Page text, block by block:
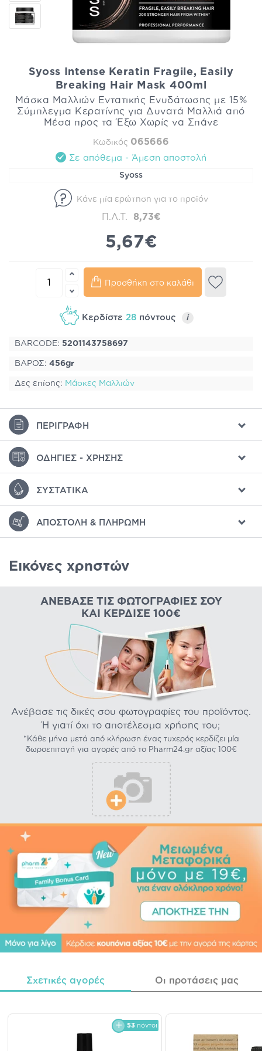
Syoss Intense Keratin Fragile, Easily
Breaking Hair Mask 400ml
Μάσκα Μαλλιών Εντατικής Ενυδάτωσης με 15%
Σύμπλεγμα Κερατίνης για Δυνατά Μαλλιά από
Μέσα προς τα Έξω Χωρίς να Σπάνε
Κωδικός 065666
Σε απόθεμα - Άμεση αποστολή
Syoss
Κάνε μία ερώτηση για το προϊόν
Π.Λ.Τ. 8,73€
5,67€
Προσθήκη στο καλάθι
Κερδίστε 28 πόντους i
BARCODE: 5201143758697
ΒΑΡΟΣ: 456gr
Δες επίσης: Μάσκες Μαλλιών
ΠΕΡΙΓΡΑΦΉ
ΟΔΗΓΊΕΣ - ΧΡΉΣΗΣ
ΣΥΣΤΑΤΙΚΆ
ΑΠΟΣΤΟΛΉ & ΠΛΗΡΩΜΉ
Εικόνες χρηστών
ΑΝΈΒΑΣΕ ΤΙΣ ΦΩΤΟΓΡΑΦΊΕΣ ΣΟΥ
ΚΑΙ ΚΈΡΔΙΣΕ 100€
Ανέβασε τις δικές σου φωτογραφίες του προϊόντος.
Ή γιατί όχι το αποτέλεσμα χρήσης του;
*Κάθε μήνα μετά από κλήρωση ένας τυχερός κερδίζει μία
δωροεπιταγή για αγορές από το Pharm24.gr αξίας 100€
Σχετικές αγορές Οι προτάσεις μας
53 πόντοι